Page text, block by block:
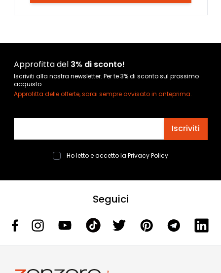
Approfitta del 3% di sconto!
Iscriviti alla nostra newsletter. Per te 3% di sconto sul prossimo
acquisto.
Approfitta delle offerte, sarai sempre avvisato in anteprima.
Iscriviti
Ho letto e accetto la Privacy Policy
Seguici